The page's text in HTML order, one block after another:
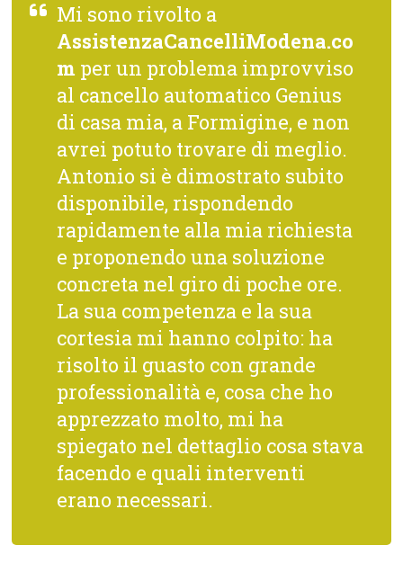
Mi sono rivolto a
AssistenzaCancelliModena.co
m per un problema improvviso
al cancello automatico Genius
di casa mia, a Formigine, e non
avrei potuto trovare di meglio.
Antonio si è dimostrato subito
disponibile, rispondendo
rapidamente alla mia richiesta
e proponendo una soluzione
concreta nel giro di poche ore.
La sua competenza e la sua
cortesia mi hanno colpito: ha
risolto il guasto con grande
professionalità e, cosa che ho
apprezzato molto, mi ha
spiegato nel dettaglio cosa stava
facendo e quali interventi
erano necessari.